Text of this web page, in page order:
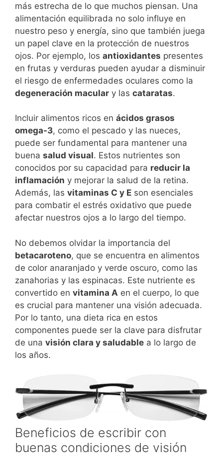
más estrecha de lo que muchos piensan. Una
alimentación equilibrada no solo influye en
nuestro peso y energía, sino que también juega
un papel clave en la protección de nuestros
ojos. Por ejemplo, los antioxidantes presentes
en frutas y verduras pueden ayudar a disminuir
el riesgo de enfermedades oculares como la
degeneración macular y las cataratas.
Incluir alimentos ricos en ácidos grasos
omega-3, como el pescado y las nueces,
puede ser fundamental para mantener una
buena salud visual. Estos nutrientes son
conocidos por su capacidad para reducir la
inflamación y mejorar la salud de la retina.
Además, las vitaminas C y E son esenciales
para combatir el estrés oxidativo que puede
afectar nuestros ojos a lo largo del tiempo.
No debemos olvidar la importancia del
betacaroteno, que se encuentra en alimentos
de color anaranjado y verde oscuro, como las
zanahorias y las espinacas. Este nutriente es
convertido en vitamina A en el cuerpo, lo que
es crucial para mantener una visión adecuada.
Por lo tanto, una dieta rica en estos
componentes puede ser la clave para disfrutar
de una visión clara y saludable a lo largo de
los años.
Beneficios de escribir con
buenas condiciones de visión